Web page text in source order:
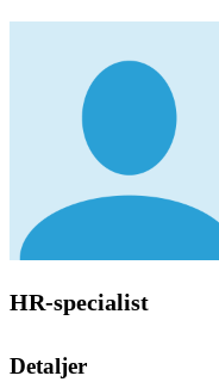
HR-specialist
Detaljer